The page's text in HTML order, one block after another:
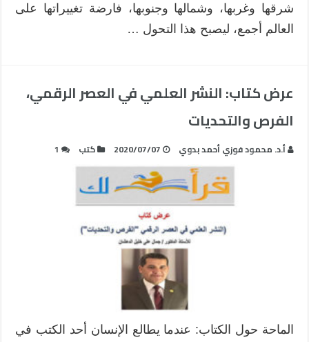
شرقها وغربها، وشمالها وجنوبها، فارضة تغييراتها على
العالم أجمع، ليصبح هذا التحول …
عرض كتاب: النشر العلمي في العصر الرقمي،
الفرص والتحديات
أ.د. محمود فوزي أحمد بدوي 2020/07/07 كتب 1
الماحة حول الكتاب: عندما يطالع الإنسان أحد الكتب في